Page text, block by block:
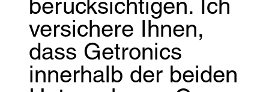
berücksichtigen. Ich
versichere Ihnen,
dass Getronics
innerhalb der beiden